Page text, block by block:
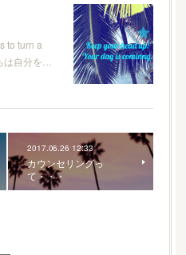
to turn a
自分を…
2017.06.26 12:33
カウンセリングっ
て・・・